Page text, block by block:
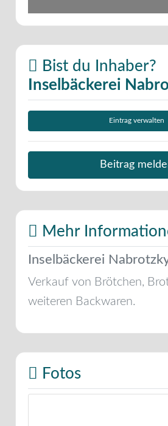
Bist du Inhaber?
Inselbäckerei
Eintrag verwalten
Beitrag
Mehr
Inselbäckerei
Verkauf von Brötchen,
weiteren Backwaren.
Fotos